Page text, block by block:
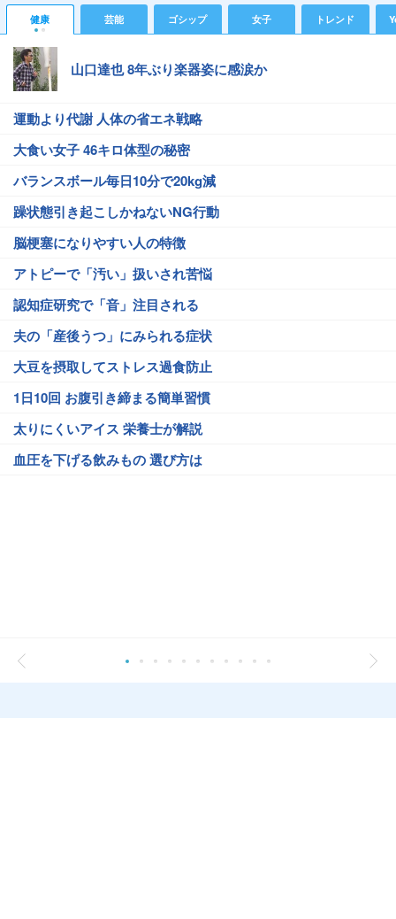
健康 芸能 ゴシップ 女子 トレンド
山口達也 8年ぶり楽器姿に感涙か
運動より代謝 人体の省エネ戦略
大食い女子 46キロ体型の秘密
バランスボール毎日10分で20kg減
躁状態引き起こしかねないNG行動
脳梗塞になりやすい人の特徴
アトピーで「汚い」扱いされ苦悩
認知症研究で「音」注目される
夫の「産後うつ」にみられる症状
大豆を摂取してストレス過食防止
1日10回 お腹引き締まる簡単習慣
太りにくいアイス 栄養士が解説
血圧を下げる飲みもの 選び方は